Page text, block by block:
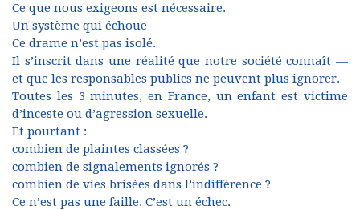
Ce que nous exigeons est nécessaire.
Un système qui échoue
Ce drame n’est pas isolé.
Il s’inscrit dans une réalité que notre société connaît —
et que les responsables publics ne peuvent plus ignorer.
Toutes les 3 minutes, en France, un enfant est victime
d’inceste ou d’agression sexuelle.
Et pourtant :
combien de plaintes classées ?
combien de signalements ignorés ?
combien de vies brisées dans l’indifférence ?
Ce n’est pas une faille. C’est un échec.